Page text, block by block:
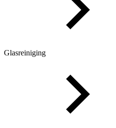
Glasreiniging